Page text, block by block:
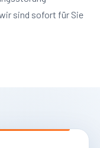
sind sofort für Sie